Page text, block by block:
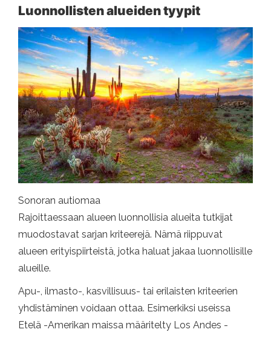
Luonnollisten alueiden tyypit
Sonoran autiomaa
Rajoittaessaan alueen luonnollisia alueita tutkijat
muodostavat sarjan kriteerejä. Nämä riippuvat
alueen erityispiirteistä, jotka haluat jakaa luonnollisille
alueille.
Apu-, ilmasto-, kasvillisuus- tai erilaisten kriteerien
yhdistäminen voidaan ottaa. Esimerkiksi useissa
Etelä -Amerikan maissa määritelty Los Andes -